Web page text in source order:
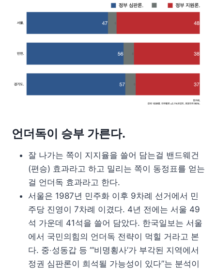
언더독이 승부 가른다.
잘 나가는 쪽이 지지율을 쓸어 담는걸 밴드웨건
(편승) 효과라고 하고 밀리는 쪽이 동정표를 얻는
걸 언더독 효과라고 한다.
서울은 1987년 민주화 이후 9차례 선거에서 민
주당 진영이 7차례 이겼다. 4년 전에는 서울 49
석 가운데 41석을 쓸어 담았다. 한국일보는 서울
에서 국민의힘의 언더독 전략이 먹힐 거라고 본
다. 중‧성동갑 등 “‘비명횡사’가 부각된 지역에서
정권 심판론이 희석될 가능성이 있다”는 분석이